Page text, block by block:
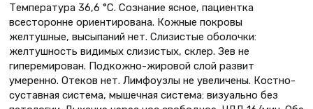
Температура 36,6 °С. Сознание ясное, пациентка
всесторонне ориентирована. Кожные покровы
желтушные, высыпаний нет. Слизистые оболочки:
желтушность видимых слизистых, склер. Зев не
гиперемирован. Подкожно-жировой слой развит
умеренно. Отеков нет. Лимфоузлы не увеличены. Костно-
суставная система, мышечная система: визуально без